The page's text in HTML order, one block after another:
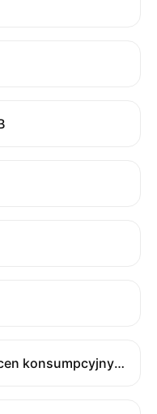
Zharmonizowany wskaźnik cen konsumpcyjnych